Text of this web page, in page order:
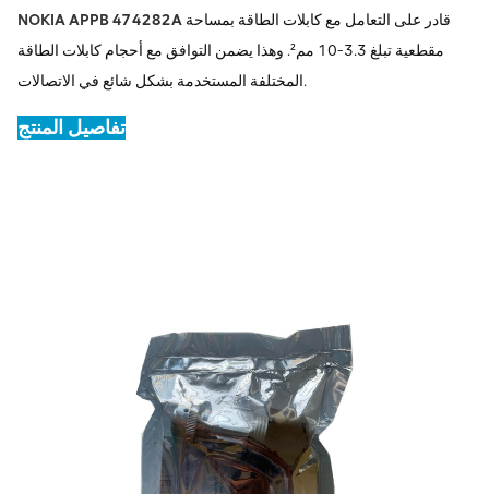
NOKIA APPB 474282A
مقطعية تبلغ 3.3-10 مم². وهذا يضمن التوافق مع أحجام كابلات الطاقة
المختلفة المستخدمة بشكل شائع في الاتصالات.
تفاصيل المنتج